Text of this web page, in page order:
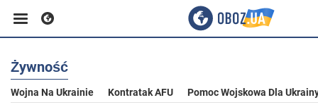
Biznes
Żywność
Wojna Na Ukrainie Kontratak AFU Pomoc Wojskowa Dla